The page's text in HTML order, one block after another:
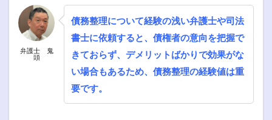
弁護士 鬼
頭
債務整理について経験の浅い弁護士や司法
書士に依頼すると、債権者の意向を把握で
きておらず、デメリットばかりで効果がな
い場合もあるため、債務整理の経験値は重
要です。